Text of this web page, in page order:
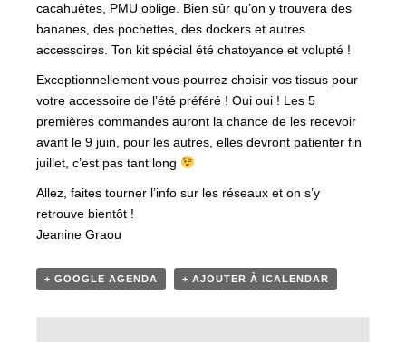
cacahuètes, PMU oblige. Bien sûr qu’on y trouvera des
bananes, des pochettes, des dockers et autres
accessoires. Ton kit spécial été chatoyance et volupté !
Exceptionnellement vous pourrez choisir vos tissus pour
votre accessoire de l’été préféré ! Oui oui ! Les 5
premières commandes auront la chance de les recevoir
avant le 9 juin, pour les autres, elles devront patienter fin
juillet, c’est pas tant long
Allez, faites tourner l’info sur les réseaux et on s’y
retrouve bientôt !
Jeanine Graou
+ GOOGLE AGENDA + AJOUTER À ICALENDAR